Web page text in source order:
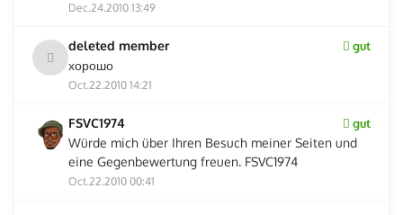
Dec.24.2010 13:49
deleted member gut
хорошо
Oct.22.2010 14:21
FSVC1974 gut
Würde mich über Ihren Besuch meiner Seiten und
eine Gegenbewertung freuen. FSVC1974
Oct.22.2010 00:41